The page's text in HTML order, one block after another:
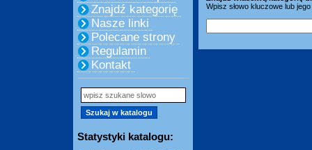
Znajdź kategorię
Nasze linki
Polecane strony
Regulamin
Kontakt
Statystyki katalogu:
Wpisz słowo kluczowe lub